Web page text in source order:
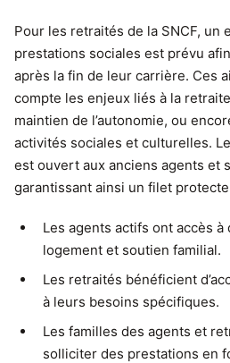
Pour les retraités de la SNCF, un
prestations sociales est prévu
après la fin de leur carrière. Ces
compte les enjeux liés à la
maintien de l’autonomie, ou
activités sociales et culturelles.
est ouvert aux anciens agents et
garantissant ainsi un filet
Les agents actifs ont accès
logement et soutien familial.
Les retraités bénéficient
à leurs besoins spécifiques.
Les familles des agents et
solliciter des prestations en